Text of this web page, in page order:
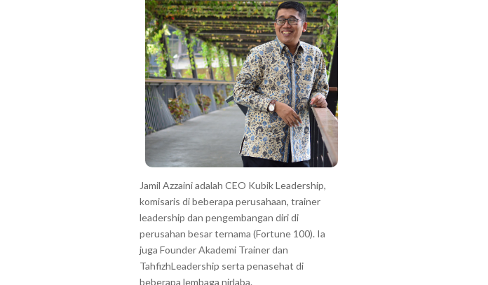
Jamil Azzaini adalah CEO Kubik Leadership,
komisaris di beberapa perusahaan, trainer
leadership dan pengembangan diri di
perusahan besar ternama (Fortune 100). Ia
juga Founder Akademi Trainer dan
TahfizhLeadership serta penasehat di
beberapa lembaga nirlaba.